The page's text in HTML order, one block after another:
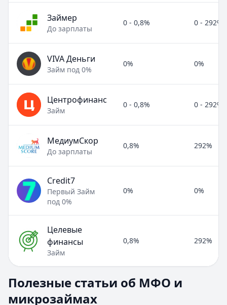
Займер
До зарплаты
0 - 0,8% 0 - 292%
VIVA Деньги
Займ под 0%
0% 0%
Центрофинанс
Займ
0 - 0,8% 0 - 292%
МедиумСкор
До зарплаты
0,8% 292%
Credit7
Первый Займ
под 0%
0% 0%
Целевые
финансы
Займ
0,8% 292%
Раздел:МФО и микрозаймы. Всего статей: 8.
Займ под расписку
Полезные статьи об МФО и
микрозаймах